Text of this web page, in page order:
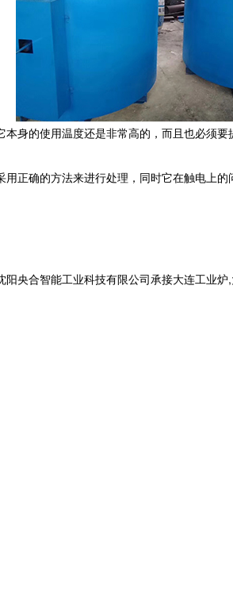
身的使用温度还是非常高的，而且也必须
正确的方法来进行处理，同时它在触电上的
央合智能工业科技有限公司承接大连工业